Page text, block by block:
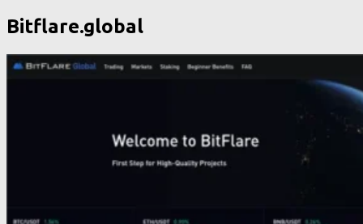
Bitflare.global